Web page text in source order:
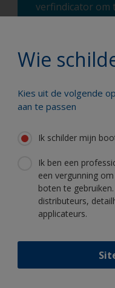
verfindicator om
van uw boot, het
de door ons
inschatting.
Wie
Kies uit de volgende
aan te passen
Ik schilder mijn
Ik ben een
een vergunning
boten te
distributeurs,
applicateurs.
Schilder